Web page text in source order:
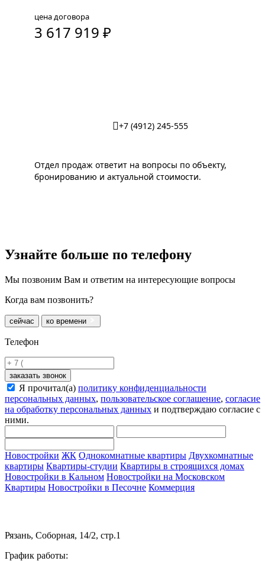
цена договора
3 617 919 ₽
+7 (4912) 245-555
Отдел продаж ответит на вопросы по объекту,
бронированию и актуальной стоимости.
Узнайте больше по телефону
Мы позвоним Вам и ответим на интересующие вопросы
Когда вам позвонить?
сейчас ко времени
Телефон
заказать звонок
Я прочитал(а) политику конфиденциальности
персональных данных, пользовательское соглашение, согласие
на обработку персональных данных и подтверждаю согласие с
ними.
Новостройки ЖК Однокомнатные квартиры Двухкомнатные
квартиры Квартиры-студии Квартиры в строящихся домах
Новостройки в Кальном Новостройки на Московском
Квартиры Новостройки в Песочне Коммерция
Рязань, Соборная, 14/2, стр.1
График работы: